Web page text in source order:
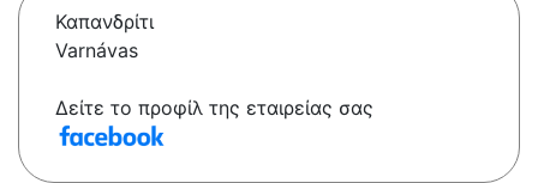
Καπανδρίτι
Varnávas
Δείτε το προφίλ της εταιρείας σας